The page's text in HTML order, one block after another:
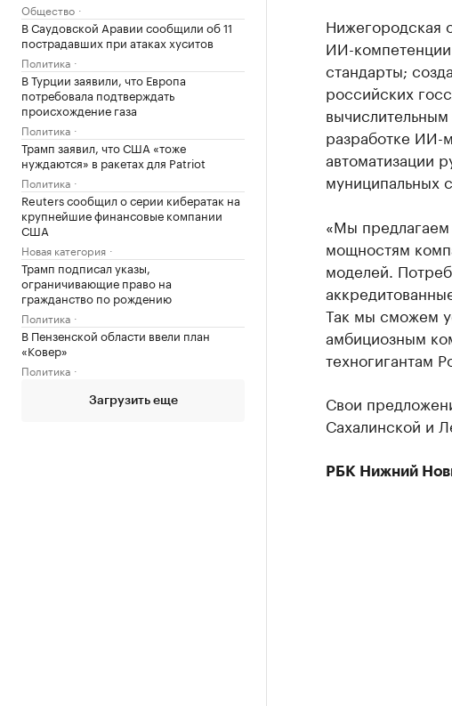
Общество
В Саудовской Аравии сообщили об 11
пострадавших при атаках хуситов
Политика
В Турции заявили, что Европа
потребовала подтверждать
происхождение газа
Политика
Трамп заявил, что США «тоже
нуждаются» в ракетах для Patriot
Политика
Reuters сообщил о серии кибератак на
крупнейшие финансовые компании
США
Новая категория
Трамп подписал указы,
ограничивающие право на
гражданство по рождению
Политика
В Пензенской области ввели план
«Ковер»
Политика
Загрузить еще
Нижегородская
ИИ-
стандарты;
российских
разработке ИИ-
автоматизации
муниципальных
«Мы предлагаем
мощностям
моделей.
Так мы сможем
амбициозным
техногигантам
Свои
Сахалинской и
РБК Нижний